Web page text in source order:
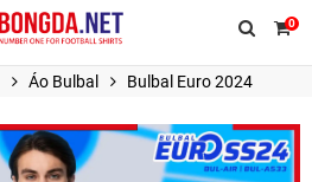
0
Áo Bulbal Bulbal Euro 2024